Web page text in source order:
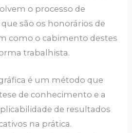
o processo de
são os honorários de
como o cabimento destes
trabalhista.
é um método que
de conhecimento e a
de resultados
na prática.